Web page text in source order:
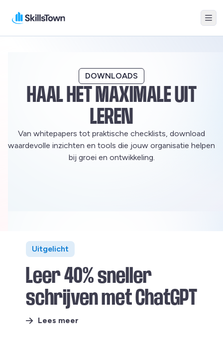
HAAL HET MAXIMALE UIT
LEREN
DOWNLOADS
Van whitepapers tot praktische checklists, download
waardevolle inzichten en tools die jouw organisatie helpen
bij groei en ontwikkeling.
Uitgelicht
Leer 40% sneller
schrijven met ChatGPT
Lees meer